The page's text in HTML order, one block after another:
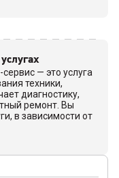
— это услуга
техники,
диагностику,
ремонт. Вы
в зависимости от